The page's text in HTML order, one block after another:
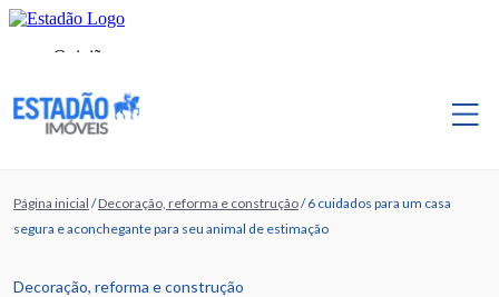
Página inicial /Decoração, reforma e construção/6 cuidados para um casa
segura e aconchegante para seu animal de estimação
Decoração, reforma e construção